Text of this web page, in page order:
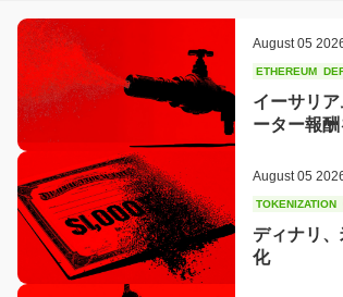
August 05
ETHEREUM
イーサリ
ーター報
August 05
TOKENIZATION
ディナリ
化